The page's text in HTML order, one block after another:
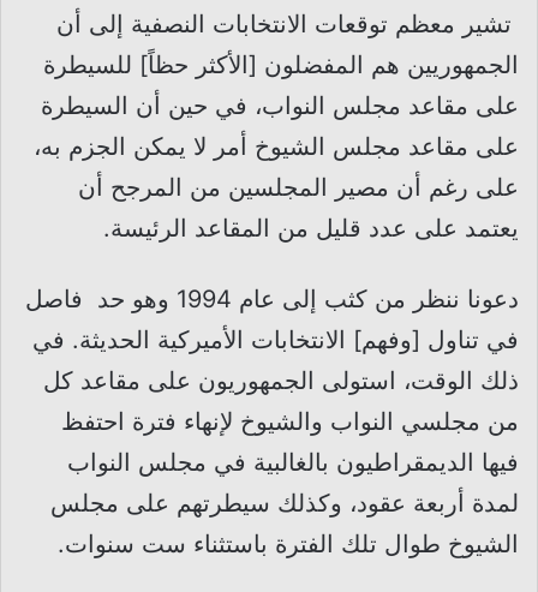
تشير معظم توقعات الانتخابات النصفية إلى أن
الجمهوريين هم المفضلون [الأكثر حظاً] للسيطرة
على مقاعد مجلس النواب، في حين أن السيطرة
على مقاعد مجلس الشيوخ أمر لا يمكن الجزم به،
على رغم أن مصير المجلسين من المرجح أن
يعتمد على عدد قليل من المقاعد الرئيسة.
دعونا ننظر من كثب إلى عام 1994 وهو حد فاصل
في تناول [وفهم] الانتخابات الأميركية الحديثة. في
ذلك الوقت، استولى الجمهوريون على مقاعد كل
من مجلسي النواب والشيوخ لإنهاء فترة احتفظ
فيها الديمقراطيون بالغالبية في مجلس النواب
لمدة أربعة عقود، وكذلك سيطرتهم على مجلس
الشيوخ طوال تلك الفترة باستثناء ست سنوات.